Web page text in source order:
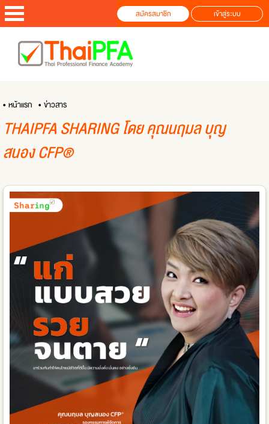
สมัครสมาชิก เข้าสู่ระบบ
• หน้าแรก • ข่าวสาร
THAIPFA SHARING โดย คุณนฤมล บุญ
สนอง CFP®